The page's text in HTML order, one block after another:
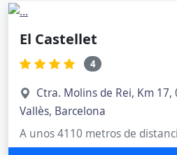
El Castellet
4
Ctra. Molins de Rei, Km
Vallès, Barcelona
A unos 4110 metros de